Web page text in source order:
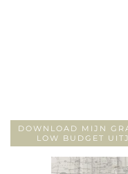
DOWNLOAD MIJN
LOW BUDGET